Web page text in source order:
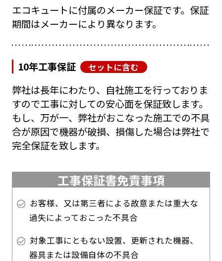
エコキュートに付属のメーカー保証です。保証
期間はメーカーにより異なります。
10年工事保証 セットに含む
弊社は長年にわたり、自社施工を行っておりま
すので工事に対しての安心面を保証致します。
もし、万が一、弊社がおこなった施工での不具
合が原因で機器が破損、損傷した場合は弊社で
完全保証を致します。
工事保証書免責事項
お客様、又は第三者による故意または重大な
過失によっておこった不具合
対象工事にともない設置、更新された機器、
器具または設備自体の不具合